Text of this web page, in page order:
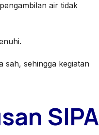
air tidak
sah, sehingga kegiatan
SIPA